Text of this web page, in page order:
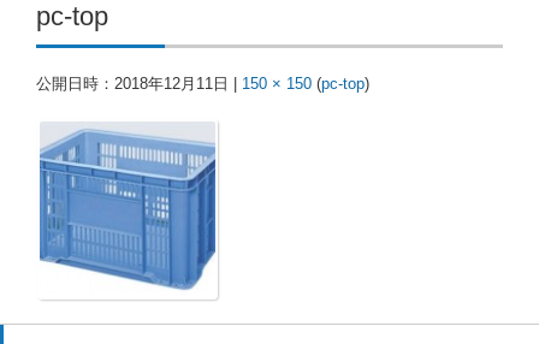
pc-top
公開日時： 2018年12月11日 150 × 150 (pc-top)